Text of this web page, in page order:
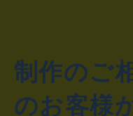
制作のご
のお客様